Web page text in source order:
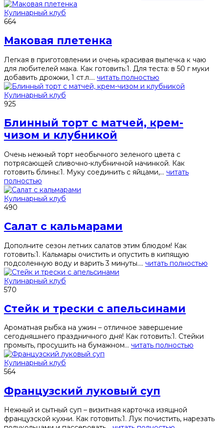
Кулинарный клуб
664
Маковая плетенка
Легкая в приготовлении и очень красивая выпечка к чаю
для любителей мака. Как готовить:1. Для теста: в 50 г муки
добавить дрожжи, 1 ст.л.... читать полностью
Кулинарный клуб
925
Блинный торт с матчей, крем-
чизом и клубникой
Очень нежный торт необычного зеленого цвета с
потрясающей сливочно-клубничной начинкой. Как
готовить блины:1. Муку соединить с яйцами,... читать
полностью
Кулинарный клуб
490
Салат с кальмарами
Дополните сезон летних салатов этим блюдом! Как
готовить:1. Кальмары очистить и опустить в кипящую
подсоленную воду и варить 3 минуты.... читать полностью
Кулинарный клуб
570
Стейк и трески с апельсинами
Ароматная рыбка на ужин – отличное завершение
сегодняшнего праздничного дня! Как готовить:1. Стейки
промыть, просушить на бумажном... читать полностью
Кулинарный клуб
564
Французский луковый суп
Нежный и сытный суп – визитная карточка изящной
французской кухни. Как готовить:1. Лук почистить, нарезать